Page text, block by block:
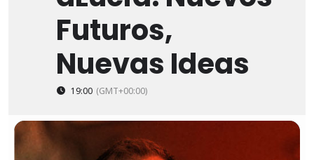
Futuros,
Nuevas Ideas
19:00 (GMT+00:00)